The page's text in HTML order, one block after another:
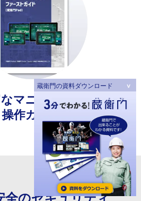
蔵衛門の資料ダウンロード
マニュアルや
操作ガイド
全のセキュリティ